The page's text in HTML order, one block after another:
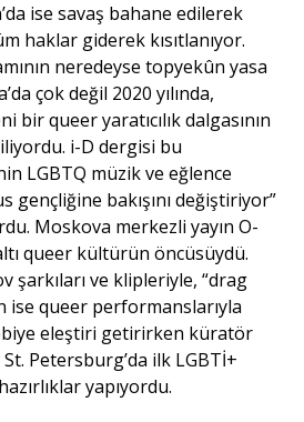
ise savaş bahane edilerek
haklar giderek kısıtlanıyor.
neredeyse topyekûn yasa
çok değil 2020 yılında,
bir queer yaratıcılık dalgasının
i-D dergisi bu
LGBTQ müzik ve eğlence
gençliğine bakışını değiştiriyor”
Moskova merkezli yayın O-
queer kültürün öncüsüydü.
şarkıları ve klipleriyle, “drag
ise queer performanslarıyla
eleştiri getirirken küratör
Petersburg’da ilk LGBTİ+
yapıyordu.